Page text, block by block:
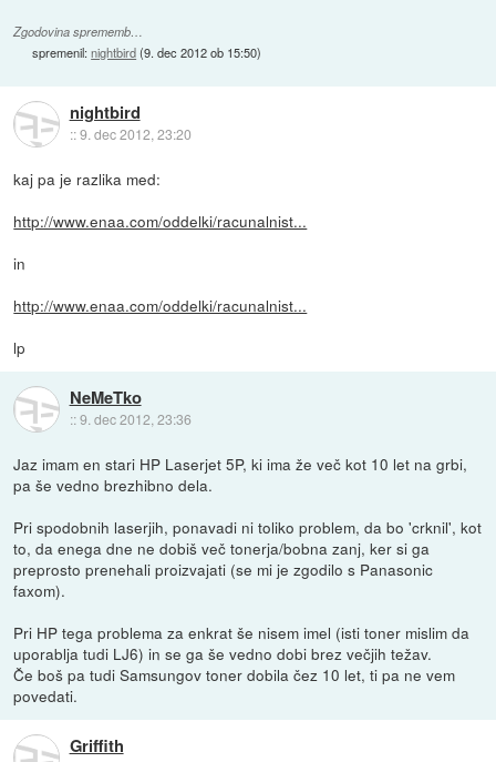
Zgodovina sprememb…
spremenil:nightbird(9. dec 2012 ob 15:50)
nightbird
::9. dec 2012, 23:20
kaj pa je razlika med:
http://www.enaa.com/oddelki/racunalnist...
in
http://www.enaa.com/oddelki/racunalnist...
lp
NeMeTko
::9. dec 2012, 23:36
Jaz imam en stari HP Laserjet 5P, ki ima že več kot 10 let na grbi,
pa še vedno brezhibno dela.
Pri spodobnih laserjih, ponavadi ni toliko problem, da bo 'crknil', kot
to, da enega dne ne dobiš več tonerja/bobna zanj, ker si ga
preprosto prenehali proizvajati (se mi je zgodilo s Panasonic
faxom).
Pri HP tega problema za enkrat še nisem imel (isti toner mislim da
uporablja tudi LJ6) in se ga še vedno dobi brez večjih težav.
Če boš pa tudi Samsungov toner dobila čez 10 let, ti pa ne vem
povedati.
Griffith